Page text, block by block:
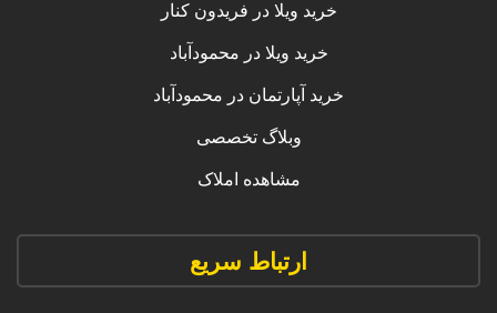
خرید ویلا در فریدون کنار
خرید ویلا در محمودآباد
خرید آپارتمان در محمودآباد
وبلاگ تخصصی
مشاهده املاک
ارتباط سریع